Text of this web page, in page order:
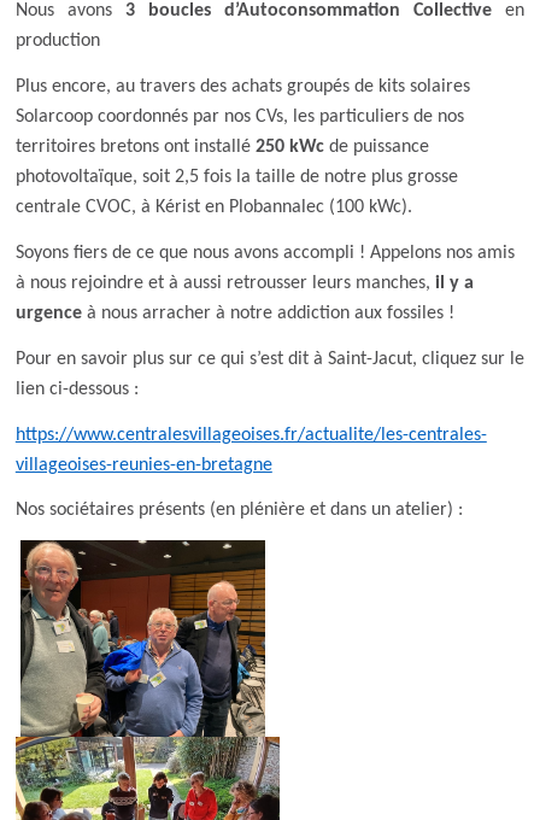
Nous avons3 boucles d’Autoconsommation Collectiveen
production
Plus encore, au travers des achats groupés de kits solaires
Solarcoop coordonnés par nos CVs, les particuliers de nos
territoires bretons ont installé 250 kWcde puissance
photovoltaïque, soit 2,5 fois la taille de notre plus grosse
centrale CVOC, à Kérist en Plobannalec (100 kWc).
Soyons fiers de ce que nous avons accompli ! Appelons nos amis
à nous rejoindre et à aussi retrousser leurs manches, il y a
urgenceà nous arracher à notre addiction aux fossiles !
Pour en savoir plus sur ce qui s’est dit à Saint-Jacut, cliquez sur le
lien ci-dessous :
https://www.centralesvillageoises.fr/actualite/les-centrales-
villageoises-reunies-en-bretagne
Nos sociétaires présents (en plénière et dans un atelier) :